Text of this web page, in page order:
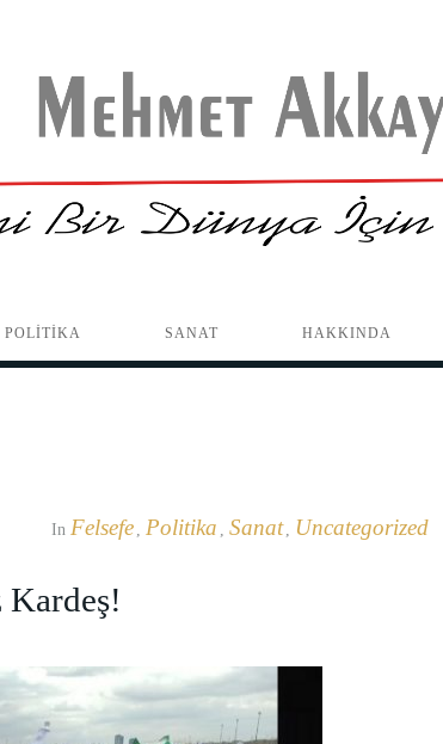
POLİTİKA SANAT HAKKINDA
In Felsefe , Politika , Sanat , Uncategorized